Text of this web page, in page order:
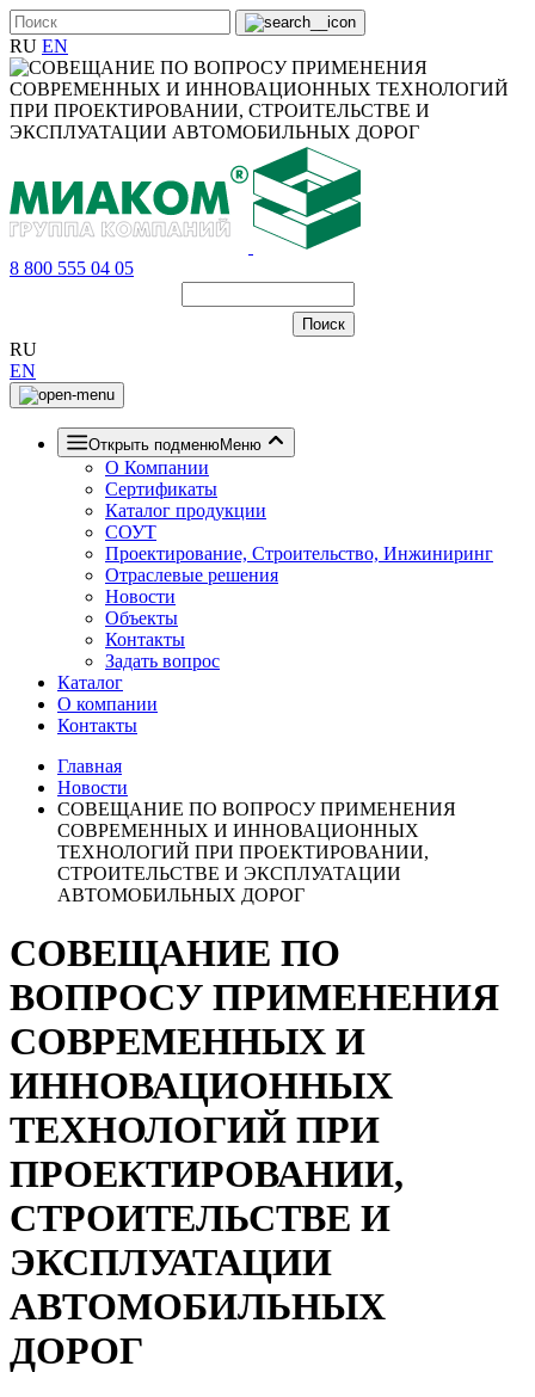
RU EN
8 800 555 04 05
RU
EN
Открыть подменюМеню
О Компании
Сертификаты
Каталог продукции
СОУТ
Проектирование, Строительство, Инжиниринг
Отраслевые решения
Новости
Объекты
Контакты
Задать вопрос
Каталог
О компании
Контакты
Главная
Новости
СОВЕЩАНИЕ ПО ВОПРОСУ ПРИМЕНЕНИЯ
СОВРЕМЕННЫХ И ИННОВАЦИОННЫХ
ТЕХНОЛОГИЙ ПРИ ПРОЕКТИРОВАНИИ,
СТРОИТЕЛЬСТВЕ И ЭКСПЛУАТАЦИИ
АВТОМОБИЛЬНЫХ ДОРОГ
СОВЕЩАНИЕ ПО
ВОПРОСУ ПРИМЕНЕНИЯ
СОВРЕМЕННЫХ И
ИННОВАЦИОННЫХ
ТЕХНОЛОГИЙ ПРИ
ПРОЕКТИРОВАНИИ,
СТРОИТЕЛЬСТВЕ И
ЭКСПЛУАТАЦИИ
АВТОМОБИЛЬНЫХ
ДОРОГ